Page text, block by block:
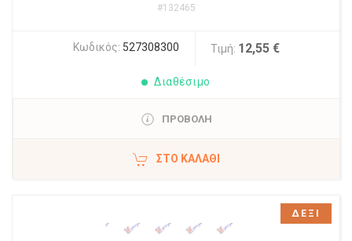
#132465
Κωδικός: 527308300 Τιμή: 12,55 €
Διαθέσιμο
ΠΡΟΒΟΛΗ
ΣΤΟ ΚΑΛΆΘΙ
ΔΕΞΙ